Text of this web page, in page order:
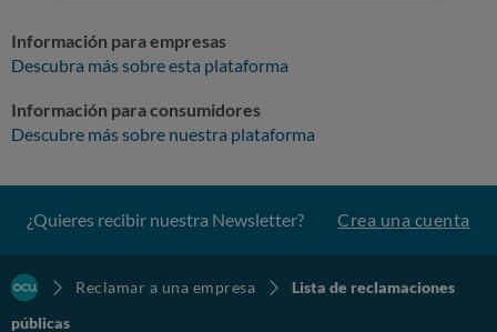
Información para empresas
Descubra más sobre esta plataforma
Información para consumidores
Descubre más sobre nuestra plataforma
¿Quieres recibir nuestra Newsletter? Crea una cuenta
Reclamar a una empresa
Lista de reclamaciones
públicas